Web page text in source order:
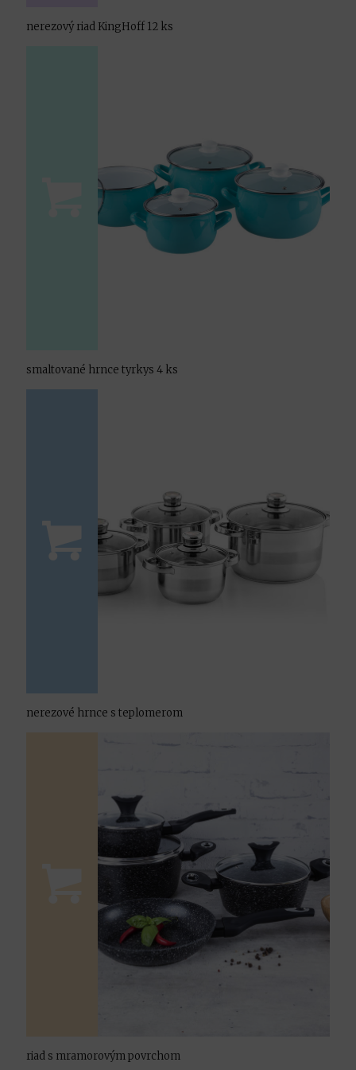
nerezový riad KingHoff 12 ks
smaltované hrnce tyrkys 4 ks
nerezové hrnce s teplomerom
riad s mramorovým povrchom